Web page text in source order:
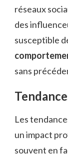
réseaux
des
susceptible
sans
Les
un impact
souvent en